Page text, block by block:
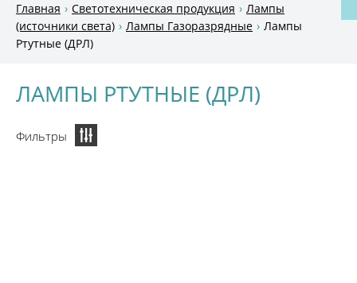
Главная Светотехническая продукция
Лампы
(источники света)
Лампы Газоразрядные
Лампы
Ртутные (ДРЛ)
ЛАМПЫ РТУТНЫЕ (ДРЛ)
Фильтры